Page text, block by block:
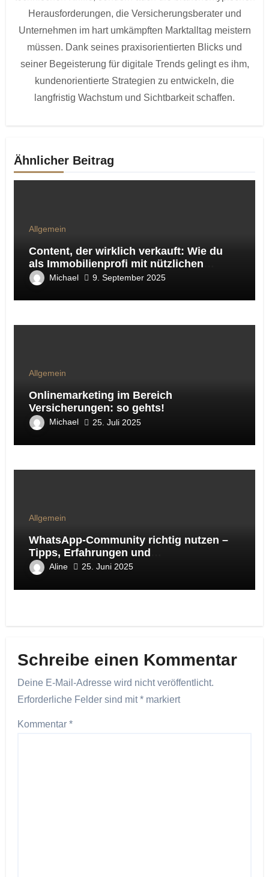
Herausforderungen, die Versicherungsberater und
Unternehmen im hart umkämpften Marktalltag meistern
müssen. Dank seines praxisorientierten Blicks und
seiner Begeisterung für digitale Trends gelingt es ihm,
kundenorientierte Strategien zu entwickeln, die
langfristig Wachstum und Sichtbarkeit schaffen.
Ähnlicher Beitrag
Allgemein
Content, der wirklich verkauft: Wie du
als Immobilienprofi mit nützlichen
Ratgeber-Artikeln Sichtbarkeit, Vertrauen
und Leads gewinnst
Michael 9. September 2025
Allgemein
Onlinemarketing im Bereich
Versicherungen: so gehts!
Michael 25. Juli 2025
Allgemein
WhatsApp-Community richtig nutzen –
Tipps, Erfahrungen und
Handlungsempfehlungen aus der Online-
Marketing-Praxis
Aline 25. Juni 2025
Schreibe einen Kommentar
Deine E-Mail-Adresse wird nicht veröffentlicht.
Erforderliche Felder sind mit* markiert
Kommentar*